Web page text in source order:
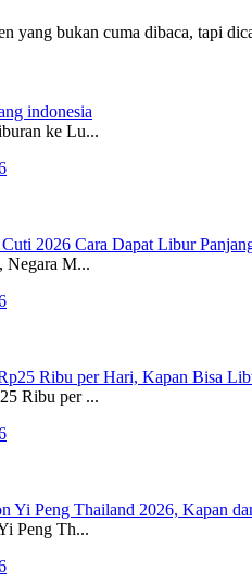
yang bukan cuma dibaca, tapi
ke Lu...
Negara M...
Ribu per ...
Peng Th...